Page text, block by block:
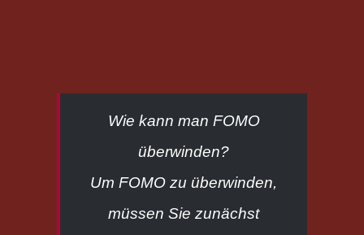
Wie kann man FOMO
überwinden?
Um FOMO zu überwinden,
müssen Sie zunächst